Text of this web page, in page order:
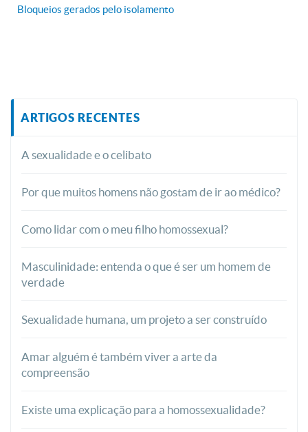
Bloqueios gerados pelo isolamento
ARTIGOS RECENTES
A sexualidade e o celibato
Por que muitos homens não gostam de ir ao médico?
Como lidar com o meu filho homossexual?
Masculinidade: entenda o que é ser um homem de
verdade
Sexualidade humana, um projeto a ser construído
Amar alguém é também viver a arte da
compreensão
Existe uma explicação para a homossexualidade?